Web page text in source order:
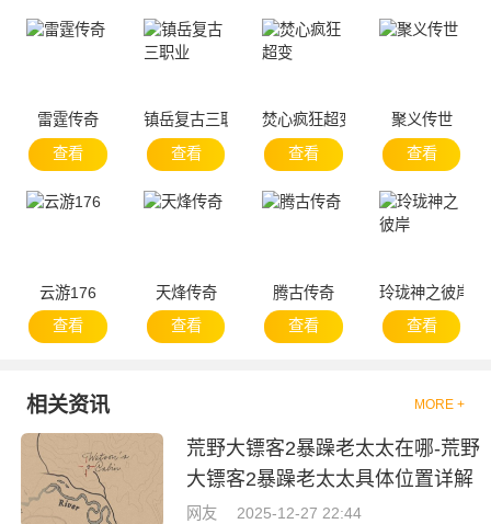
雷霆传奇
查看
镇岳复古三职业
查看
焚心疯狂超变
查看
聚义传世
查看
云游176
查看
天烽传奇
查看
腾古传奇
查看
玲珑神之彼岸
查看
相关资讯 MORE +
荒野大镖客2暴躁老太太在哪-荒野
大镖客2暴躁老太太具体位置详解
网友 2025-12-27 22:44